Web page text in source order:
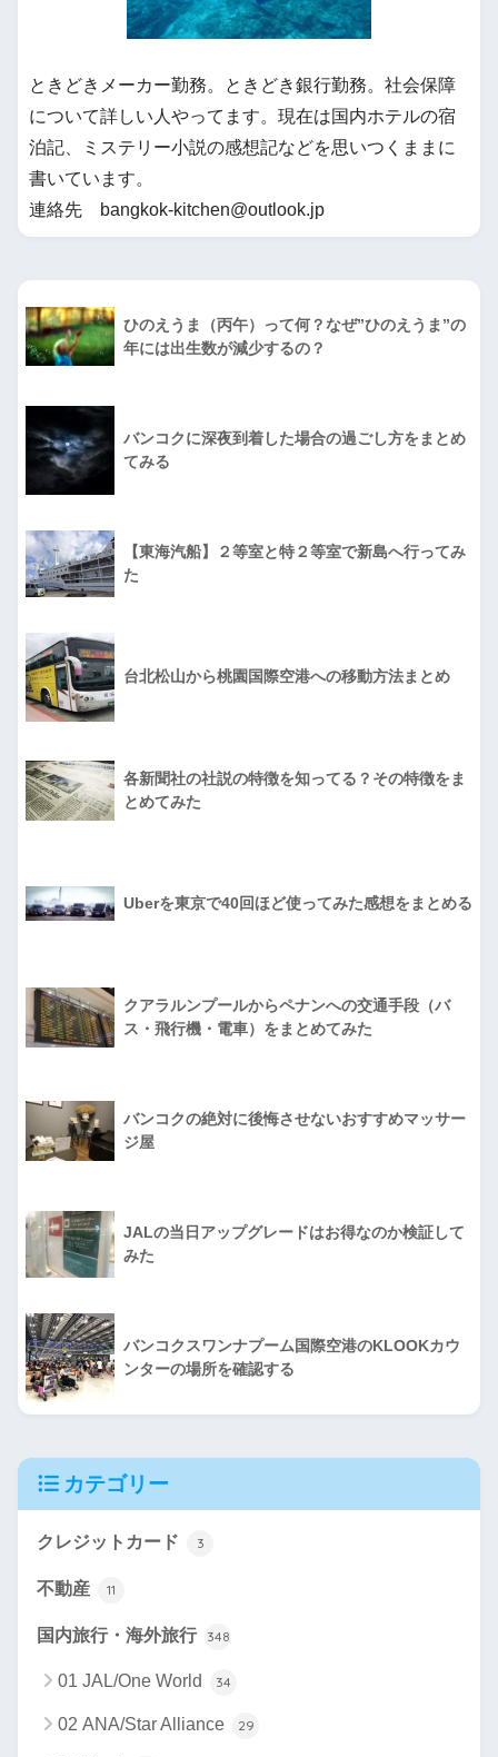
ときどきメーカー勤務。ときどき銀行勤務。社会保障
について詳しい人やってます。現在は国内ホテルの宿
泊記、ミステリー小説の感想記などを思いつくままに
書いています。
連絡先 bangkok-kitchen@outlook.jp
ひのえうま（丙午）って何？なぜ”ひのえうま”の
年には出生数が減少するの？
バンコクに深夜到着した場合の過ごし方をまとめ
てみる
【東海汽船】２等室と特２等室で新島へ行ってみ
た
台北松山から桃園国際空港への移動方法まとめ
各新聞社の社説の特徴を知ってる？その特徴をま
とめてみた
Uberを東京で40回ほど使ってみた感想をまとめる
クアラルンプールからペナンへの交通手段（バ
ス・飛行機・電車）をまとめてみた
バンコクの絶対に後悔させないおすすめマッサー
ジ屋
JALの当日アップグレードはお得なのか検証して
みた
バンコクスワンナプーム国際空港のKLOOKカウ
ンターの場所を確認する
カテゴリー
クレジットカード 3
不動産 11
国内旅行・海外旅行 348
01 JAL/One World 34
02 ANA/Star Alliance 29